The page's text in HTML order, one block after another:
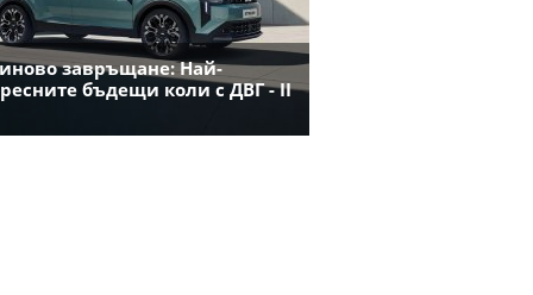
завръщане: Най-
бъдещи коли с ДВГ - II